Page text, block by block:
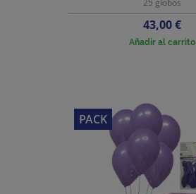
25 globos
Precio
43,00 €
Añadir al carrito
PACK